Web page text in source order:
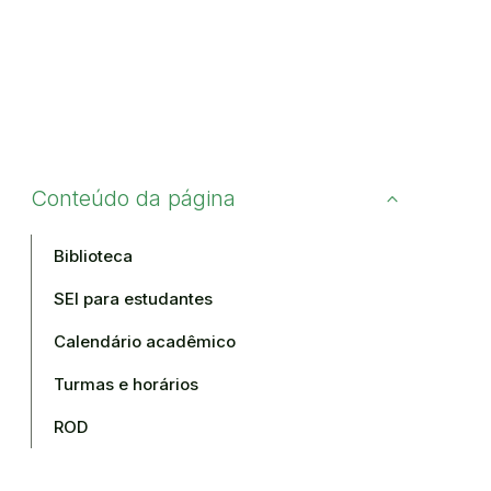
Conteúdo da página
Biblioteca
SEI para estudantes
Calendário acadêmico
Turmas e horários
ROD